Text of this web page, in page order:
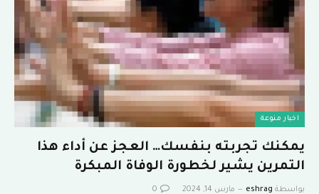
اخبار منوعة
يمكنك تجربته بنفسك… العجز عن أداء هذا
التمرين يشير لخطورة الوفاة المبكرة
بواسطة eshrag مارس 14, 2024 0